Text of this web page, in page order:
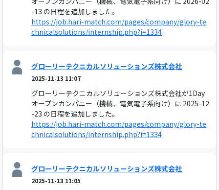
-13 の日程を追加しました。
https://job.hari-match.com/pages/company/glory-te
chnicalsolutions/internship.php?i=1334
グローリーテクニカルソリューションズ株式会社
2025-11-13 11:07
グローリーテクニカルソリューションズ株式会社が1Day
オープンカンパニー（機械、電気電子系向け）に 2025-12
-23 の日程を追加しました。
https://job.hari-match.com/pages/company/glory-te
chnicalsolutions/internship.php?i=1334
グローリーテクニカルソリューションズ株式会社
2025-11-13 11:05